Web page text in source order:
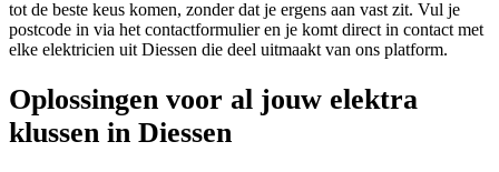
tot de beste keus komen, zonder dat je ergens aan vast zit. Vul je
postcode in via het contactformulier en je komt direct in contact met
elke elektricien uit Diessen die deel uitmaakt van ons platform.
Oplossingen voor al jouw elektra
klussen in Diessen